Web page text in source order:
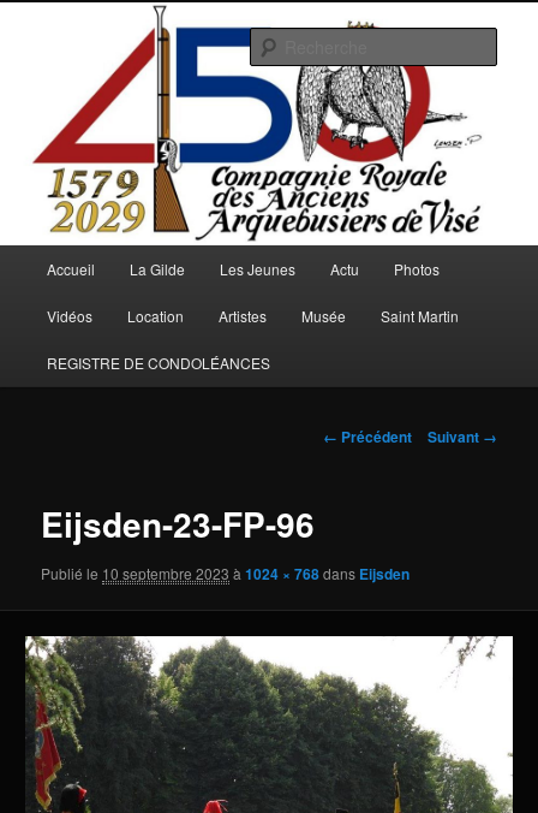
Arquebusiers.eu
Accueil La Gilde Les Jeunes Actu Photos
Vidéos Location Artistes Musée Saint Martin
REGISTRE DE CONDOLÉANCES
Navigation
← Précédent Suivant →
Eijsden-23-FP-96
Publié le 10 septembre 2023 à1024 × 768dans Eijsden